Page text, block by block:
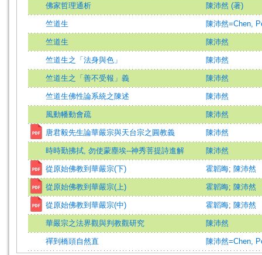
佛家哲理通析 陳沛然 (著)
竺道生 陳沛然=Chen,
竺道生 陳沛然
竺道生之「法身與色」 陳沛然
竺道生之「善不受報」義 陳沛然
竺道生佛性論系統之陳述 陳沛然
風動幡動會疏 陳沛然
唐君毅先生論華嚴宗與天台宗之圓教義 陳沛然
時時勤拂拭, 勿使蒙塵埃--神秀菩提詩進解 陳沛然
從原始佛教到華嚴宗(下) 霍韜晦; 陳沛然
從原始佛教到華嚴宗(上) 霍韜晦; 陳沛然
從原始佛教到華嚴宗(中) 霍韜晦; 陳沛然
華嚴宗之法界觀與判教觀研究 陳沛然
禪到橋頭自然直 陳沛然=Chen,